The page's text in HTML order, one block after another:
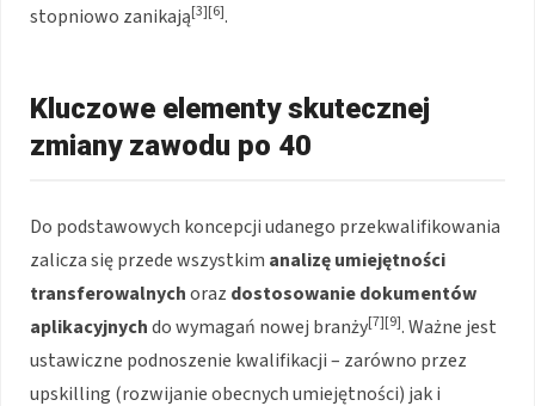
stopniowo zanikają[3][6].
Kluczowe elementy skutecznej
zmiany zawodu po 40
Do podstawowych koncepcji udanego przekwalifikowania
zalicza się przede wszystkim analizę umiejętności
transferowalnychoraz dostosowanie dokumentów
aplikacyjnychdo wymagań nowej branży[7][9]. Ważne jest
ustawiczne podnoszenie kwalifikacji – zarówno przez
upskilling (rozwijanie obecnych umiejętności) jak i